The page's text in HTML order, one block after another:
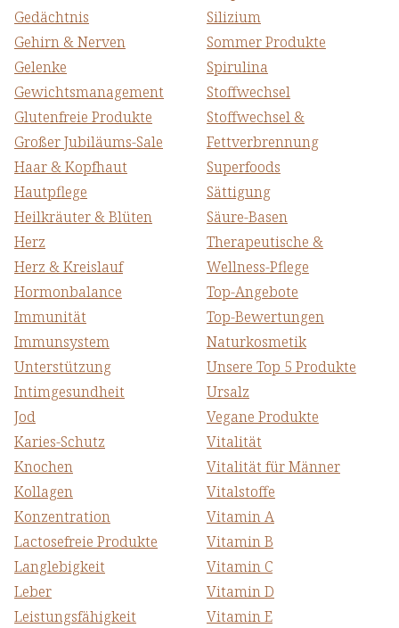
Gedächtnis
Gehirn & Nerven
Gelenke
Gewichtsmanagement
Glutenfreie Produkte
Großer Jubiläums-Sale
Haar & Kopfhaut
Hautpflege
Heilkräuter & Blüten
Herz
Herz & Kreislauf
Hormonbalance
Immunität
Immunsystem
Unterstützung
Intimgesundheit
Jod
Karies-Schutz
Knochen
Kollagen
Konzentration
Lactosefreie Produkte
Langlebigkeit
Leber
Leistungsfähigkeit
Silizium
Sommer Produkte
Spirulina
Stoffwechsel
Stoffwechsel &
Fettverbrennung
Superfoods
Sättigung
Säure-Basen
Therapeutische &
Wellness-Pflege
Top-Angebote
Top-Bewertungen
Naturkosmetik
Unsere Top 5 Produkte
Ursalz
Vegane Produkte
Vitalität
Vitalität für Männer
Vitalstoffe
Vitamin A
Vitamin B
Vitamin C
Vitamin D
Vitamin E